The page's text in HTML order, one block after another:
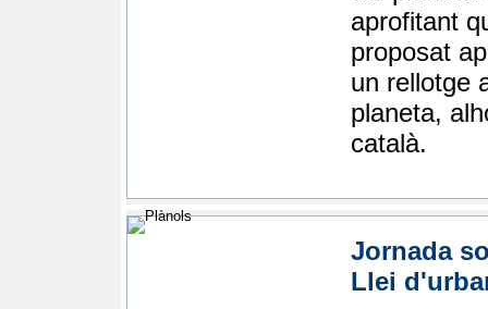
aprofitant
proposat
un rellotge
planeta,
català.
Jornada
Llei